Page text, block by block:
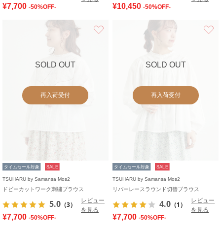
¥7,700 -50%OFF-
¥10,450 -50%OFF-
SOLD OUT
再入荷受付
タイムセール対象 SALE
TSUHARU by Samansa Mos2
ドビーカットワーク刺繍ブラウス
5.0 （3）
レビュー
を見る
¥7,700 -50%OFF-
SOLD OUT
再入荷受付
タイムセール対象 SALE
TSUHARU by Samansa Mos2
リバーレースラウンド切替ブラウス
4.0 （1）
レビュー
を見る
¥7,700 -50%OFF-